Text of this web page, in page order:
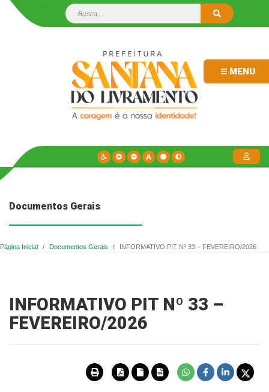
MENU
Documentos Gerais
Página Inicial Documentos Gerais INFORMATIVO PIT Nº 33 – FEVEREIRO/2026
INFORMATIVO PIT Nº 33 –
FEVEREIRO/2026